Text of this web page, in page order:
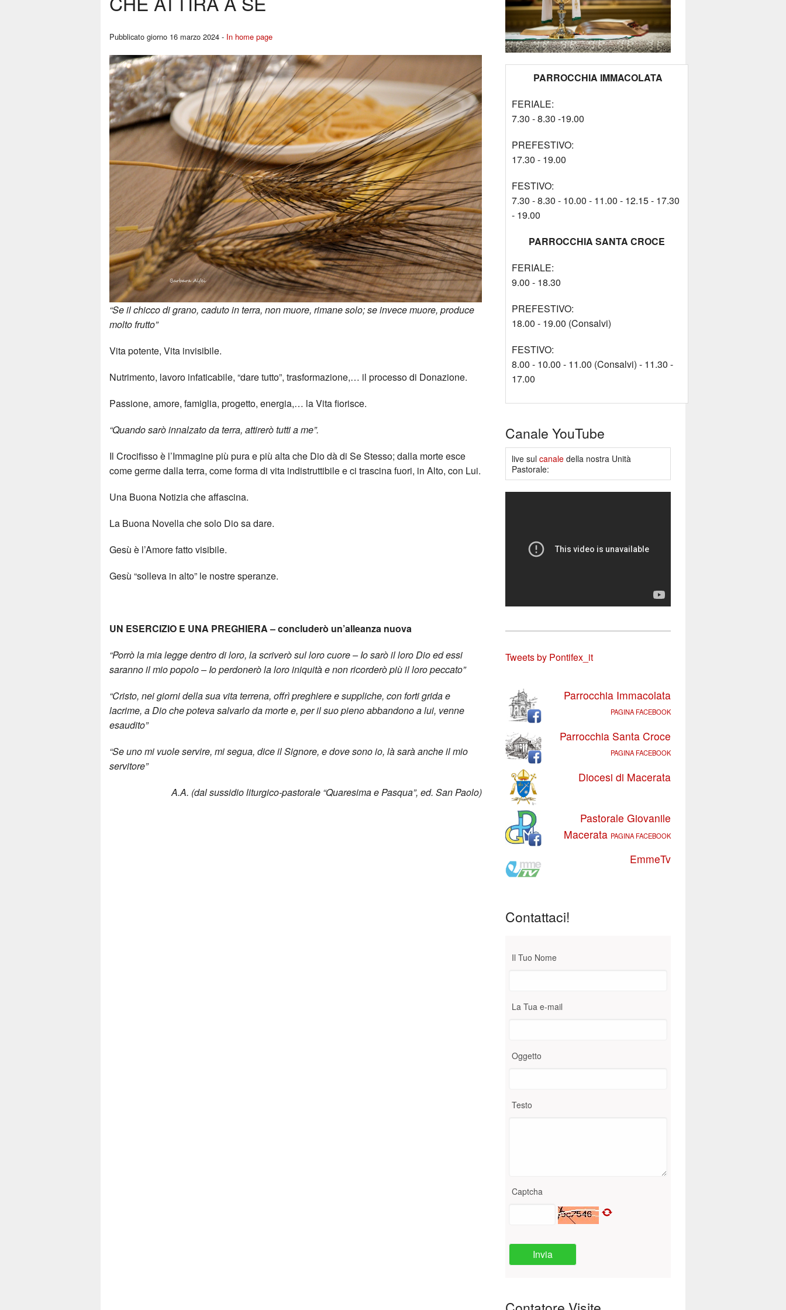
Approfondimenti
Pubblicato giorno 16 marzo 2024 - In home page
“Se il chicco di grano, caduto in terra, non muore, rimane solo; se invece muore, produce
molto frutto”
Vita potente, Vita invisibile.
Nutrimento, lavoro infaticabile, “dare tutto”, trasformazione,… il processo di Donazione.
Passione, amore, famiglia, progetto, energia,… la Vita fiorisce.
“Quando sarò innalzato da terra, attirerò tutti a me”.
Il Crocifisso è l’Immagine più pura e più alta che Dio dà di Se Stesso; dalla morte esce
come germe dalla terra, come forma di vita indistruttibile e ci trascina fuori, in Alto, con Lui.
Una Buona Notizia che affascina.
La Buona Novella che solo Dio sa dare.
Gesù è l’Amore fatto visibile.
Gesù “solleva in alto” le nostre speranze.
UN ESERCIZIO E UNA PREGHIERA – concluderò un’alleanza nuova
“Porrò la mia legge dentro di loro, la scriverò sul loro cuore – Io sarò il loro Dio ed essi
saranno il mio popolo – Io perdonerò la loro iniquità e non ricorderò più il loro peccato”
“Cristo, nei giorni della sua vita terrena, offrì preghiere e suppliche, con forti grida e
lacrime, a Dio che poteva salvarlo da morte e, per il suo pieno abbandono a lui, venne
esaudito”
“Se uno mi vuole servire, mi segua, dice il Signore, e dove sono io, là sarà anche il mio
servitore”
A.A. (dal sussidio liturgico-pastorale “Quaresima e Pasqua”, ed. San Paolo)
PARROCCHIA IMMACOLATA
FERIALE:
7.30 - 8.30 -19.00
PREFESTIVO:
17.30 - 19.00
FESTIVO:
7.30 - 8.30 - 10.00 - 11.00 - 12.15 - 17.30
- 19.00
PARROCCHIA SANTA CROCE
FERIALE:
9.00 - 18.30
PREFESTIVO:
18.00 - 19.00 (Consalvi)
FESTIVO:
8.00 - 10.00 - 11.00 (Consalvi) - 11.30 -
17.00
Canale YouTube
live sul canaledella nostra Unità
Pastorale:
Tweets by Pontifex_it
Parrocchia Immacolata
PAGINA FACEBOOK
Parrocchia Santa Croce
PAGINA FACEBOOK
Diocesi di Macerata
Pastorale Giovanile
Macerata PAGINA FACEBOOK
EmmeTv
Contattaci!
Il Tuo Nome
La Tua e-mail
Oggetto
Testo
Captcha
Invia